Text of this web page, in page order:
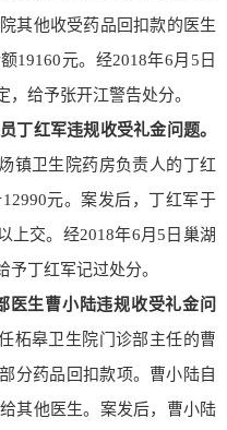
其他收受药品回扣款的医生
19160元。经2018年6月 5 日
给予张开江警告处分。
丁红军违规收受礼金问题。
镇卫生院药房负责人的丁红
12990元。案发后，丁红军于
上交。经2018年6月 5 日巢湖
丁红军记过处分。
医生曹小陆违规收受礼金问
柘皋卫生院门诊部主任的曹
分药品回扣款项。曹小陆自
其他医生。案发后，曹小陆